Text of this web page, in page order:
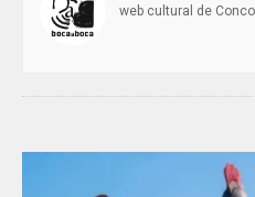
web cultural de